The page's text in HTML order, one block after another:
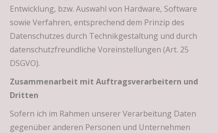
Entwicklung, bzw. Auswahl von Hardware, Software
sowie Verfahren, entsprechend dem Prinzip des
Datenschutzes durch Technikgestaltung und durch
datenschutzfreundliche Voreinstellungen (Art. 25
DSGVO).
Zusammenarbeit mit Auftragsverarbeitern und
Dritten
Sofern ich im Rahmen unserer Verarbeitung Daten
gegenüber anderen Personen und Unternehmen